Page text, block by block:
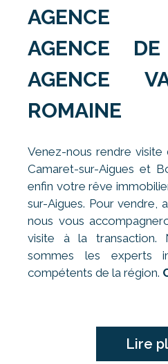
AGENCE
AGENCE
AGENCE
ROMAINE
Venez-nous rendre visite
Camaret-sur-Aigues et
enfin votre rêve
sur-Aigues. Pour vendre,
nous vous
visite à la transaction.
sommes les experts
compétents de la région.
Lire